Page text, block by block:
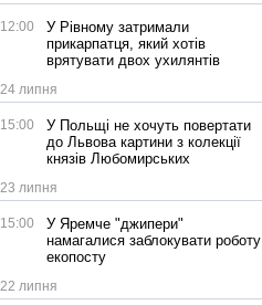
12:00
У Рівному затримали
прикарпатця, який хотів
врятувати двох ухилянтів
24 липня
15:00
У Польщі не хочуть повертати
до Львова картини з колекції
князів Любомирських
23 липня
15:00
У Яремче "джипери"
намагалися заблокувати роботу
екопосту
22 липня